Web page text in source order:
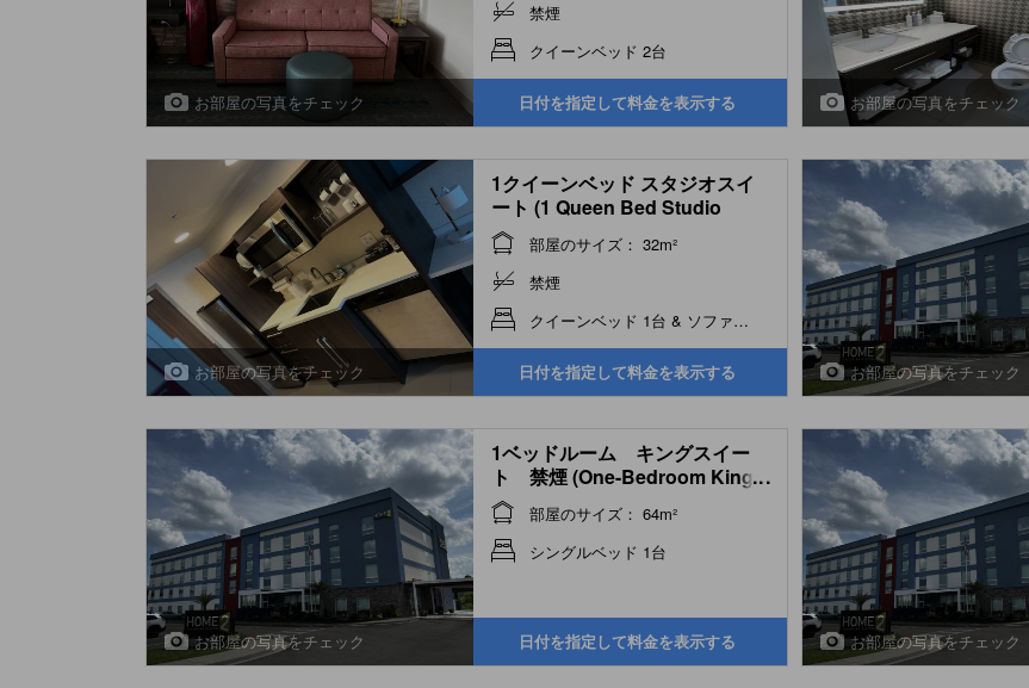
お部屋の写真をチェック
禁煙
クイーンベッド 2台
日付を指定して料金を表示する お部屋の写真をチェック
お部屋の写真をチェック
1クイーンベッド スタジオスイ
ート (1 Queen Bed Studio
Suite)部屋のサイズ： 32m²
禁煙
クイーンベッド 1台 & ソファーベッド 1台
日付を指定して料金を表示する お部屋の写真をチェック
お部屋の写真をチェック
1ベッドルーム キングスイー
ト 禁煙 (One-Bedroom King
Suite - Non-Smoking)
...
部屋のサイズ： 64m²
シングルベッド 1台
日付を指定して料金を表示する お部屋の写真をチェック